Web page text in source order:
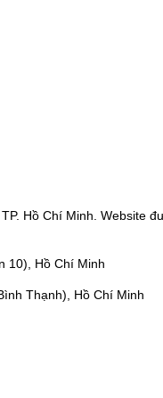
Hồ Chí Minh. Website
10), Hồ Chí Minh
Thạnh), Hồ Chí Minh